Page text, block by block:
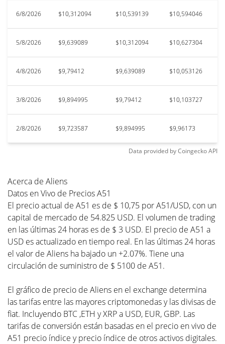
6/8/2026 $10,312094 $10,539139 $10,594046
5/8/2026 $9,639089 $10,312094 $10,627304
4/8/2026 $9,79412 $9,639089 $10,053126
3/8/2026 $9,894995 $9,79412 $10,103727
2/8/2026 $9,723587 $9,894995 $9,96173
Data provided byCoingeckoAPI
Acerca de Aliens
Datos en Vivo de Precios A51
El precio actual de A51 es de $ 10,75 por A51/USD, con un
capital de mercado de 54.825 USD. El volumen de trading
en las últimas 24 horas es de $ 3 USD. El precio de A51 a
USD es actualizado en tiempo real. En las últimas 24 horas
el valor de Aliens ha bajado un +2.07%. Tiene una
circulación de suministro de $ 5100 de A51.
El gráfico de precio de Aliens en el exchange determina
las tarifas entre las mayores criptomonedas y las divisas de
fiat. Incluyendo BTC ,ETH y XRP a USD, EUR, GBP. Las
tarifas de conversión están basadas en el precio en vivo de
A51 precio índice y precio índice de otros activos digitales.